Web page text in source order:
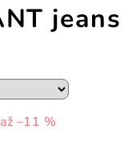
jeans
až –11 %